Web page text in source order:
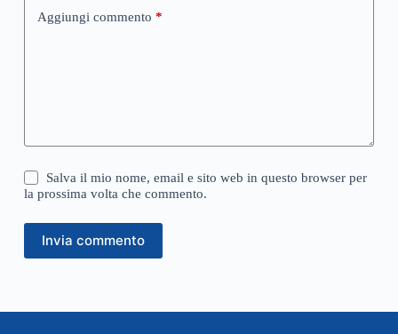
Aggiungi commento *
Salva il mio nome, email e sito web in questo browser per
la prossima volta che commento.
Invia commento